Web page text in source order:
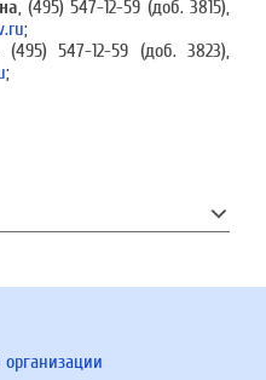
, (495) 547-12-59 (доб. 3815),
;
(495) 547-12-59 (доб. 3823),
;